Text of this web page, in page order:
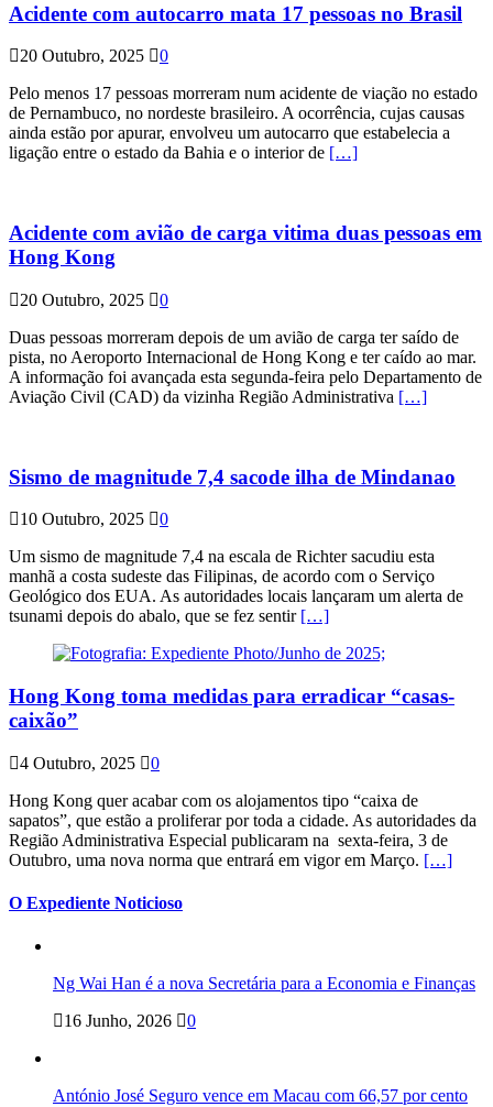
Acidente com autocarro mata 17 pessoas no Brasil
20 Outubro, 2025
0
Pelo menos 17 pessoas morreram num acidente de viação no estado
de Pernambuco, no nordeste brasileiro. A ocorrência, cujas causas
ainda estão por apurar, envolveu um autocarro que estabelecia a
ligação entre o estado da Bahia e o interior de […]
Acidente com avião de carga vitima duas pessoas em
Hong Kong
20 Outubro, 2025
0
Duas pessoas morreram depois de um avião de carga ter saído de
pista, no Aeroporto Internacional de Hong Kong e ter caído ao mar.
A informação foi avançada esta segunda-feira pelo Departamento de
Aviação Civil (CAD) da vizinha Região Administrativa […]
Sismo de magnitude 7,4 sacode ilha de Mindanao
10 Outubro, 2025
0
Um sismo de magnitude 7,4 na escala de Richter sacudiu esta
manhã a costa sudeste das Filipinas, de acordo com o Serviço
Geológico dos EUA. As autoridades locais lançaram um alerta de
tsunami depois do abalo, que se fez sentir […]
Hong Kong toma medidas para erradicar “casas-
caixão”
4 Outubro, 2025
0
Hong Kong quer acabar com os alojamentos tipo “caixa de
sapatos”, que estão a proliferar por toda a cidade. As autoridades da
Região Administrativa Especial publicaram na sexta-feira, 3 de
Outubro, uma nova norma que entrará em vigor em Março. […]
O Expediente Noticioso
Ng Wai Han é a nova Secretária para a Economia e Finanças
16 Junho, 2026
0
António José Seguro vence em Macau com 66,57 por cento